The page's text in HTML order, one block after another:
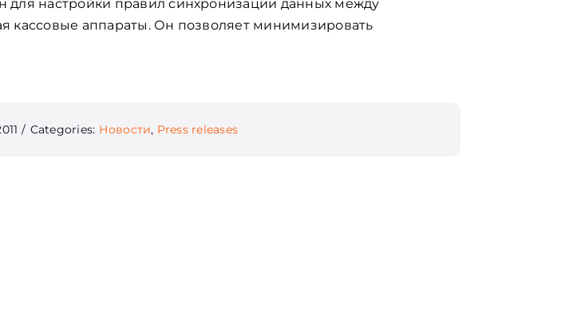
настройки правил синхронизации данных между
кассовые аппараты. Он позволяет минимизировать
/ Categories: Новости, Press releases